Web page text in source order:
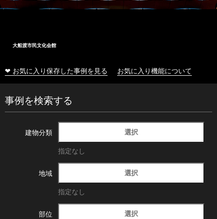
大船渡市民文化会館
❤ お気に入り保存した事例を見る お気に入り機能について
事例を検索する
建物分類 選択
指定なし
地域 選択
指定なし
部位 選択